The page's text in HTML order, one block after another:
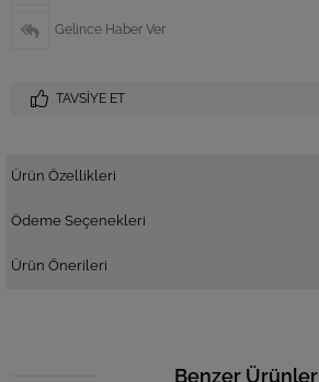
Gelince Haber Ver
TAVSIYE ET
Ürün Özellikleri
Ödeme Seçenekleri
Ürün Önerileri
Benzer Ürünler